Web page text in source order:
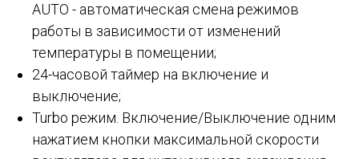
AUTO - автоматическая смена режимов
работы в зависимости от изменений
температуры в помещении;
24-часовой таймер на включение и
выключение;
Turbo режим. Включение/Выключение одним
нажатием кнопки максимальной скорости